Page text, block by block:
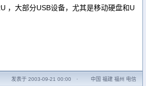
，大部分USB设备，尤其是移动硬盘和U
发表于 2003-09-21 00:00 · 中国 福建 福州 电信